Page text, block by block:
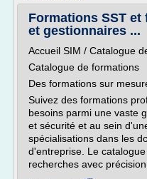
Formations SST
et gestionnaires ...
Accueil SIM / Catalogue
Catalogue de formations
Des formations sur
Suivez des formations
besoins parmi une vaste
et sécurité et au sein
spécialisations dans les
d'entreprise. Le
recherches avec